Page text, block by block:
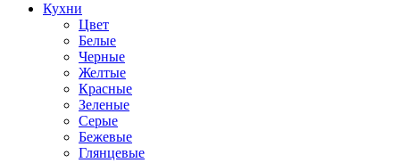
Кухни
Цвет
Белые
Черные
Желтые
Красные
Зеленые
Серые
Бежевые
Глянцевые